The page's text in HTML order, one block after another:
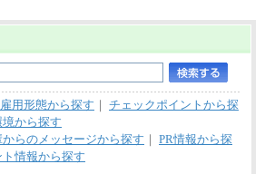
給205,000～225,000円＋地域間調整給
合職 月給185,000円＋地域間調整給
JTBキャリアサイトよりご確認ください。
データサービス ※2027年新卒募集終了
月給186,000～194,000円＋地域手当
JTBキャリアサイトよりご確認ください。
タルイノベーション(株)
月給224,500～242,600円＋地域手当
JTBキャリアサイトよりご確認ください。
用形態から探す ｜ チェックポイントから探
から探す
からのメッセージから探す ｜ PR情報から探
情報から探す